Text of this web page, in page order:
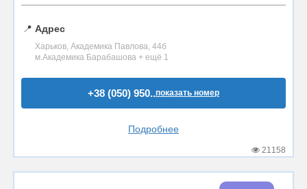
📍 Адрес
Харьков, Академика Павлова, 44б
м.Академика Барабашова + ещё 1
+38 (050) 950..показать номер
Подробнее
21158